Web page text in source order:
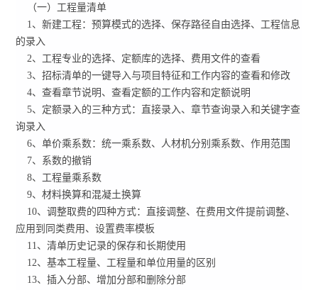
（一）工程量清单
1、新建工程：预算模式的选择、保存路径自由选择、工程信息
的录入
2、工程专业的选择、定额库的选择、费用文件的查看
3、招标清单的一键导入与项目特征和工作内容的查看和修改
4、查看章节说明、查看定额的工作内容和定额说明
5、定额录入的三种方式：直接录入、章节查询录入和关键字查
询录入
6、单价乘系数：统一乘系数、人材机分别乘系数、作用范围
7、系数的撤销
8、工程量乘系数
9、材料换算和混凝土换算
10、调整取费的四种方式：直接调整、在费用文件提前调整、
应用到同类费用、设置费率模板
11、清单历史记录的保存和长期使用
12、基本工程量、工程量和单位用量的区别
13、插入分部、增加分部和删除分部